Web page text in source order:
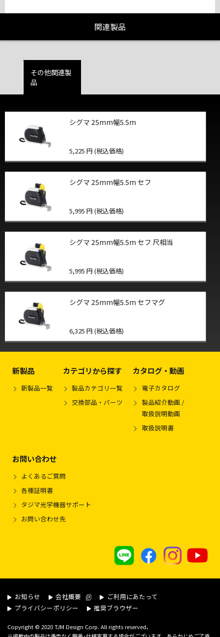
関連製品
その他関連製
品
シグマ 25mm幅5.5m
5,225 円 (税込価格)
シグマ 25mm幅5.5m セフ
5,995 円 (税込価格)
シグマ 25mm幅5.5m セフ 尺相当
5,995 円 (税込価格)
シグマ 25mm幅5.5m セフマグ
6,325 円 (税込価格)
新製品
新製品一覧
カテゴリから探す
製品カテゴリ一覧
交換部品・パーツ
カタログ・動画
電子カタログ
製品紹介動画 /
取扱説明動画
取扱説明書
お問い合わせ
よくあるご質問
各種証明書
タジマ光学機器サポート
お問い合わせ先
お知らせ 会社概要
ご利用にあたって
プライバシーポリシー
推奨ブラウザー
Copyright © 2020 TJM Design Corp. All rights reserved.